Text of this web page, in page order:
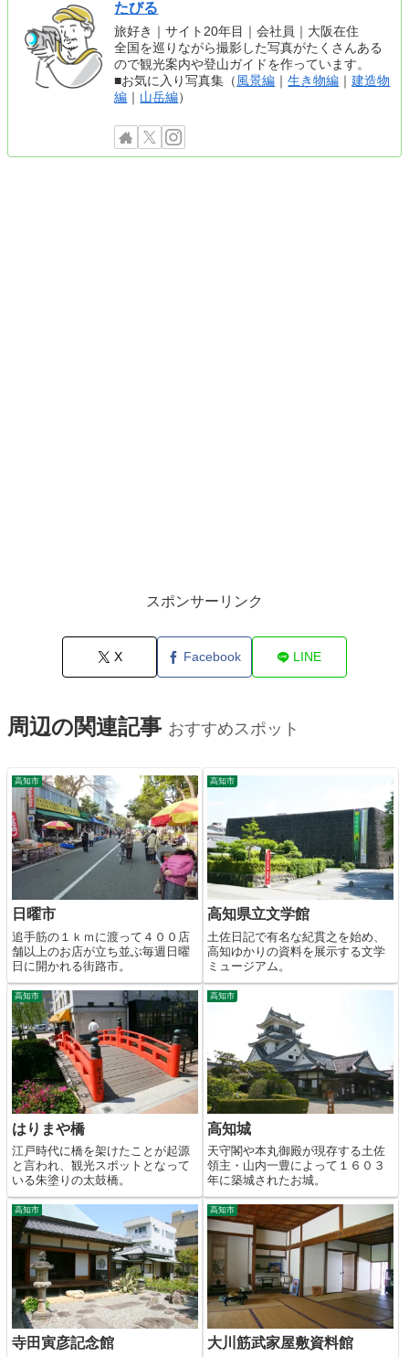
たびる
旅好き｜サイト20年目｜会社員｜大阪在住
全国を巡りながら撮影した写真がたくさんある
ので観光案内や登山ガイドを作っています。
■お気に入り写真集（ 風景編 ｜生き物編 ｜建造物
編 ｜ 山岳編）
スポンサーリンク
X Facebook LINE
周辺の関連記事 おすすめスポット
高知市
日曜市
追手筋の１ｋｍに渡って４００店
舗以上のお店が立ち並ぶ毎週日曜
日に開かれる街路市。
高知市
高知県立文学館
土佐日記で有名な紀貫之を始め、
高知ゆかりの資料を展示する文学
ミュージアム。
高知市
はりまや橋
江戸時代に橋を架けたことが起源
と言われ、観光スポットとなって
いる朱塗りの太鼓橋。
高知市
高知城
天守閣や本丸御殿が現存する土佐
領主・山内一豊によって１６０３
年に築城されたお城。
高知市
寺田寅彦記念館
高知市
大川筋武家屋敷資料館